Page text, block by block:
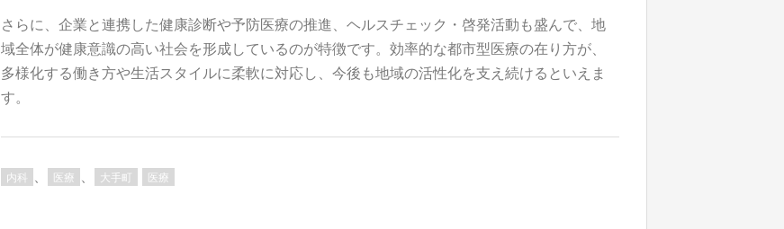
さらに、企業と連携した健康診断や予防医療の推進、ヘルスチェック・啓発活動も盛んで、地
域全体が健康意識の高い社会を形成しているのが特徴です。効率的な都市型医療の在り方が、
多様化する働き方や生活スタイルに柔軟に対応し、今後も地域の活性化を支え続けるといえま
す。
内科 医療 大手町 医療